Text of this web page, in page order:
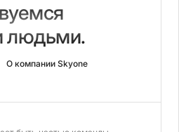
людьми.
О компании Skyone